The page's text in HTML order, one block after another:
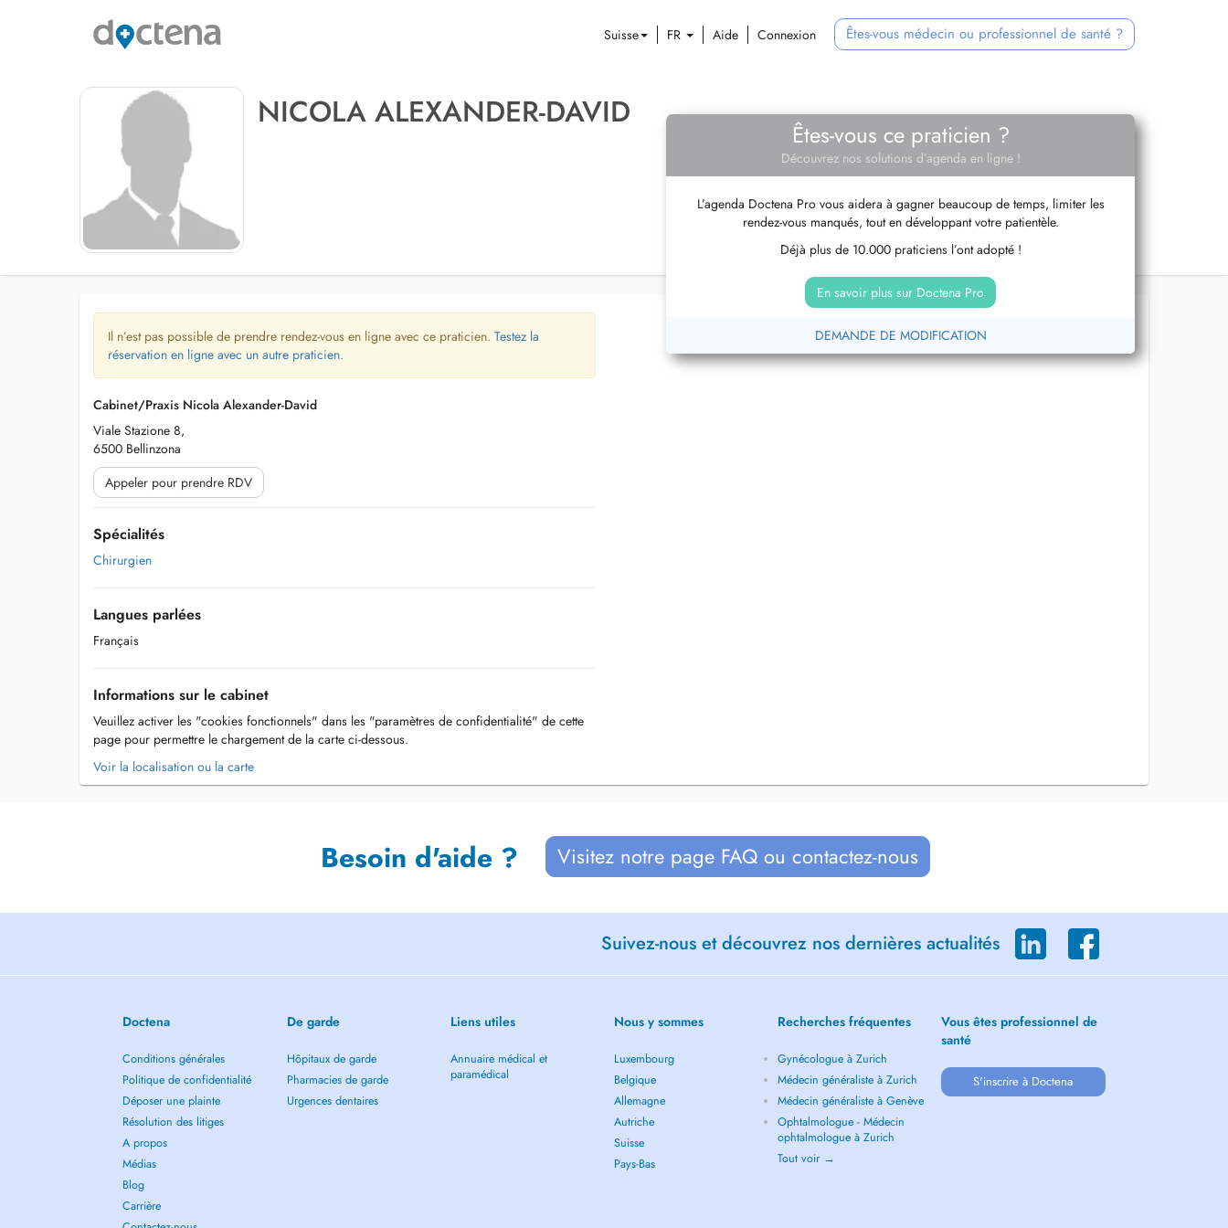
Suisse FR Aide Connexion Êtes-vous médecin ou professionnel de santé ?
NICOLA ALEXANDER-DAVID
Êtes-vous ce praticien ?
Découvrez nos solutions d’agenda en ligne !
L’agenda Doctena Pro vous aidera à gagner beaucoup de temps, limiter les
rendez-vous manqués, tout en développant votre patientèle.
Déjà plus de 10.000 praticiens l’ont adopté !
En savoir plus sur Doctena Pro
DEMANDE DE MODIFICATION
Il n’est pas possible de prendre rendez-vous en ligne avec ce praticien. Testez la
réservation en ligne avec un autre praticien.
Cabinet/Praxis Nicola Alexander-David
Viale Stazione 8,
6500 Bellinzona
Appeler pour prendre RDV
Spécialités
Chirurgien
Langues parlées
Français
Informations sur le cabinet
Veuillez activer les "cookies fonctionnels" dans les "paramètres de confidentialité" de cette
page pour permettre le chargement de la carte ci-dessous.
Voir la localisation ou la carte
Besoin d'aide ? Visitez notre page FAQ ou contactez-nous
Suivez-nous et découvrez nos dernières actualités
Doctena
Conditions générales
Politique de confidentialité
Déposer une plainte
Résolution des litiges
A propos
Médias
Blog
Carrière
De garde
Hôpitaux de garde
Pharmacies de garde
Urgences dentaires
Liens utiles
Annuaire médical et
paramédical
Nous y sommes
Luxembourg
Belgique
Allemagne
Autriche
Suisse
Pays-Bas
Recherches fréquentes
Gynécologue à Zurich
Médecin généraliste à Zurich
Médecin généraliste à Genève
Ophtalmologue - Médecin
ophtalmologue à Zurich
Tout voir →
Vous êtes professionnel de
santé
S'inscrire à Doctena